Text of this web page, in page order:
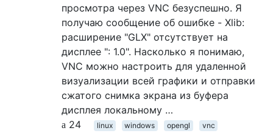
просмотра через VNC безуспешно. Я
получаю сообщение об ошибке - Xlib:
расширение "GLX" отсутствует на
дисплее ": 1.0". Насколько я понимаю,
VNC можно настроить для удаленной
визуализации всей графики и отправки
сжатого снимка экрана из буфера
дисплея локальному …
24
linux windows opengl vnc